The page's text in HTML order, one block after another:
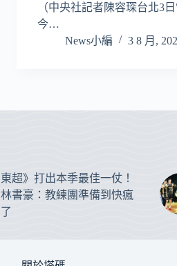
（中央社記者陳容琛台北3
今…
News小編
3 8 月,
東超》打出本季最佳一仗！
林書豪：教練團準備到快瘋
了